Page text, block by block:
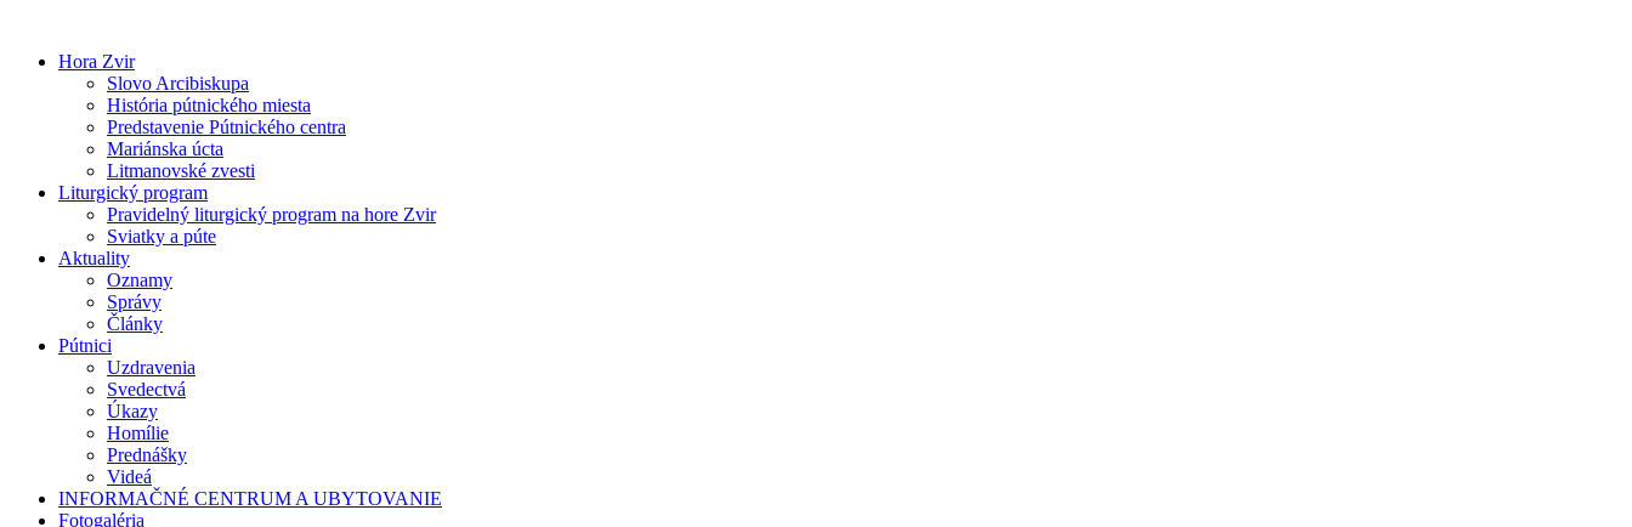
obsah
Hora Zvir
Slovo Arcibiskupa
História pútnického miesta
Predstavenie Pútnického centra
Mariánska úcta
Litmanovské zvesti
Liturgický program
Pravidelný liturgický program na hore Zvir
Sviatky a púte
Aktuality
Oznamy
Správy
Články
Pútnici
Uzdravenia
Svedectvá
Úkazy
Homílie
Prednášky
Videá
INFORMAČNÉ CENTRUM A UBYTOVANIE
Fotogaléria